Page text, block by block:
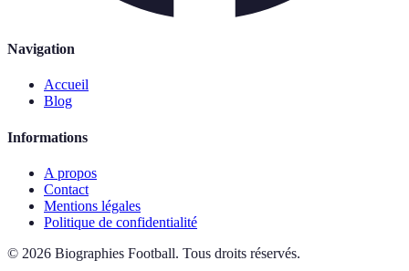
Navigation
Accueil
Blog
Informations
A propos
Contact
Mentions légales
Politique de confidentialité
© 2026 Biographies Football. Tous droits réservés.